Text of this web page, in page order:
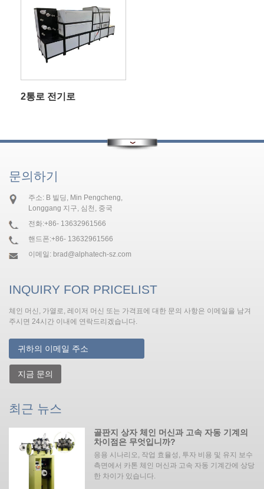
2통로 전기로
문의하기
주소: B 빌딩, Min Pengcheng,
Longgang 지구, 심천, 중국
전화:+86- 13632961566
핸드폰:+86- 13632961566
이메일: brad@alphatech-sz.com
INQUIRY FOR PRICELIST
체인 머신, 가열로, 레이저 머신 또는 가격표에 대한 문의 사항은 이메일을 남겨
주시면 24시간 이내에 연락드리겠습니다.
지금 문의
최근 뉴스
골판지 상자 체인 머신과 고속 자동 기계의
차이점은 무엇입니까?
응용 시나리오, 작업 효율성, 투자 비용 및 유지 보수
측면에서 카톤 체인 머신과 고속 자동 기계간에 상당
한 차이가 있습니다. ‌‌